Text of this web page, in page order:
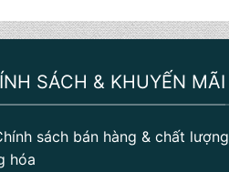
SÁCH & KHUYẾN MÃI
sách bán hàng & chất lượng
hóa